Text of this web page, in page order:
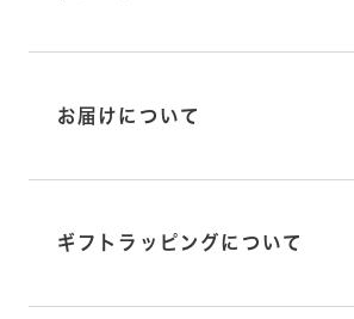
お届けについて
ギフトラッピングについて